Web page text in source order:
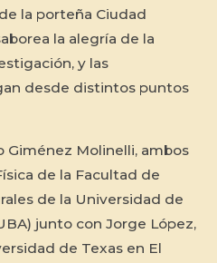
la porteña Ciudad
la alegría de la
y las
desde distintos puntos
Giménez Molinelli, ambos
de la Facultad de
de la Universidad de
junto con Jorge López,
de Texas en El